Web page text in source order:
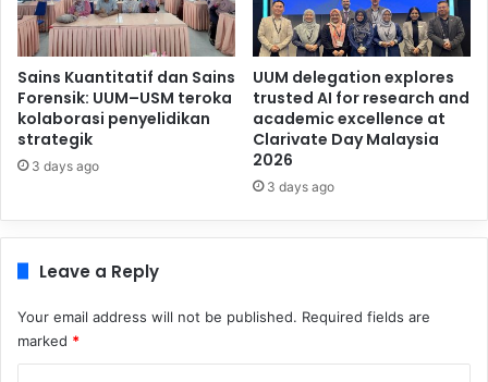
Sains Kuantitatif dan Sains
Forensik: UUM–USM teroka
kolaborasi penyelidikan
strategik
3 days ago
UUM delegation explores
trusted AI for research and
academic excellence at
Clarivate Day Malaysia
2026
3 days ago
Leave a Reply
Your email address will not be published. Required fields are
marked *